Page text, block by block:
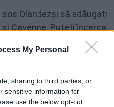
My Personal
sharing to third parties, or
sensitive information for
use the below opt-out
Olandezși să adăugați
Cayenne. Puteți încerca,
Pico de
prepara din